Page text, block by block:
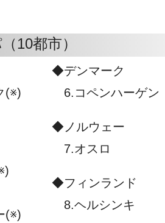
10都市）
(※)
(※)
◆デンマーク
6.コペンハーゲン
◆ノルウェー
7.オスロ
◆フィンランド
8.ヘルシンキ